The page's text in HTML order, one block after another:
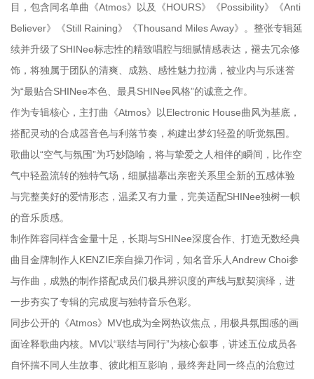
目，包含同名单曲《Atmos》以及《HOURS》《Possibility》《Anti
Believer》《Still Raining》《Thousand Miles Away》。整张专辑延
续并升级了SHINee标志性的精致唱腔与细腻情感表达，褪去冗余修
饰，将独属于团队的清爽、成熟、感性魅力拉满，被业内与乐迷誉
为“最贴合SHINee本色、最具SHINee风格”的诚意之作。
作为专辑核心，主打曲《Atmos》以Electronic House曲风为基底，
搭配灵动的合成器音色与利落节奏，构建出梦幻轻盈的听觉氛围。
歌曲以“空气与氛围”为巧妙隐喻，将与挚爱之人相伴的瞬间，比作空
气中轻盈流转的独特气场，细腻描摹出亲密关系里全新的五感体验
与完整美好的爱情形态，温柔又有力量，完美适配SHINee独树一帜
的音乐质感。
制作阵容同样含金量十足，长期与SHINee深度合作、打造无数经典
曲目金牌制作人KENZIE亲自操刀作词，知名音乐人Andrew Choi参
与作曲，成熟的制作搭配成员们极具辨识度的声线与默契演绎，进
一步夯实了专辑的完成度与独特音乐色彩。
同步公开的《Atmos》MV也成为全网热议焦点，用极具氛围感的画
面诠释歌曲内核。MV以“联结与同行”为核心叙事，讲述五位成员各
自怀揣不同人生故事、彼此相互影响，最终奔赴同一终点的治愈过